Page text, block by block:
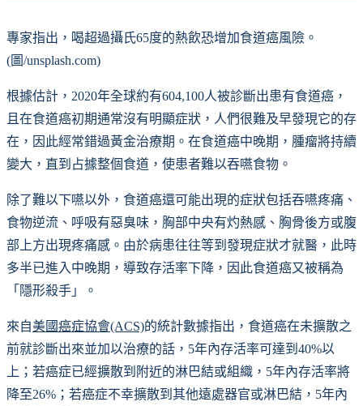
專家指出，喝超過攝氏65度的熱飲恐增加食道癌風險。
(圖/unsplash.com)
根據估計，2020年全球約有604,100人被診斷出患有食道癌，
且在食道癌初期通常沒有明顯症狀，人們很難及早發現它的存
在，因此經常錯過黃金治療期。在食道癌中晚期，腫瘤將持續
變大，直到占據整個食道，使患者難以吞嚥食物。
除了難以下嚥以外，食道癌還可能出現的症狀包括吞嚥疼痛、
食物逆流、呼吸有惡臭味，胸部中央有灼熱感、胸骨後方或腹
部上方出現疼痛感。由於病患往往等到發現症狀才就醫，此時
多半已進入中晚期，導致存活率下降，因此食道癌又被稱為
「隱形殺手」。
來自美國癌症協會(ACS)的統計數據指出，食道癌在未擴散之
前就診斷出來並加以治療的話，5年內存活率可達到40%以
上；若癌症已經擴散到附近的淋巴結或組織，5年內存活率將
降至26%；若癌症不幸擴散到其他遠處器官或淋巴結，5年內